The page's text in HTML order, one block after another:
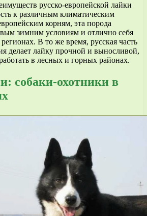
русско-европейской лайки
к различным климатическим
корням, эта порода
зимним условиям и отлично себя
В то же время, русская часть
делает лайку прочной и выносливой,
в лесных и горных районах.
собаки-охотники в